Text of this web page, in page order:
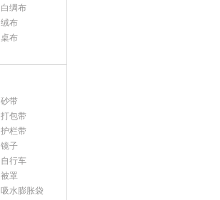
白绸布
绒布
桌布
砂带
打包带
护栏带
镜子
自行车
被罩
吸水膨胀袋